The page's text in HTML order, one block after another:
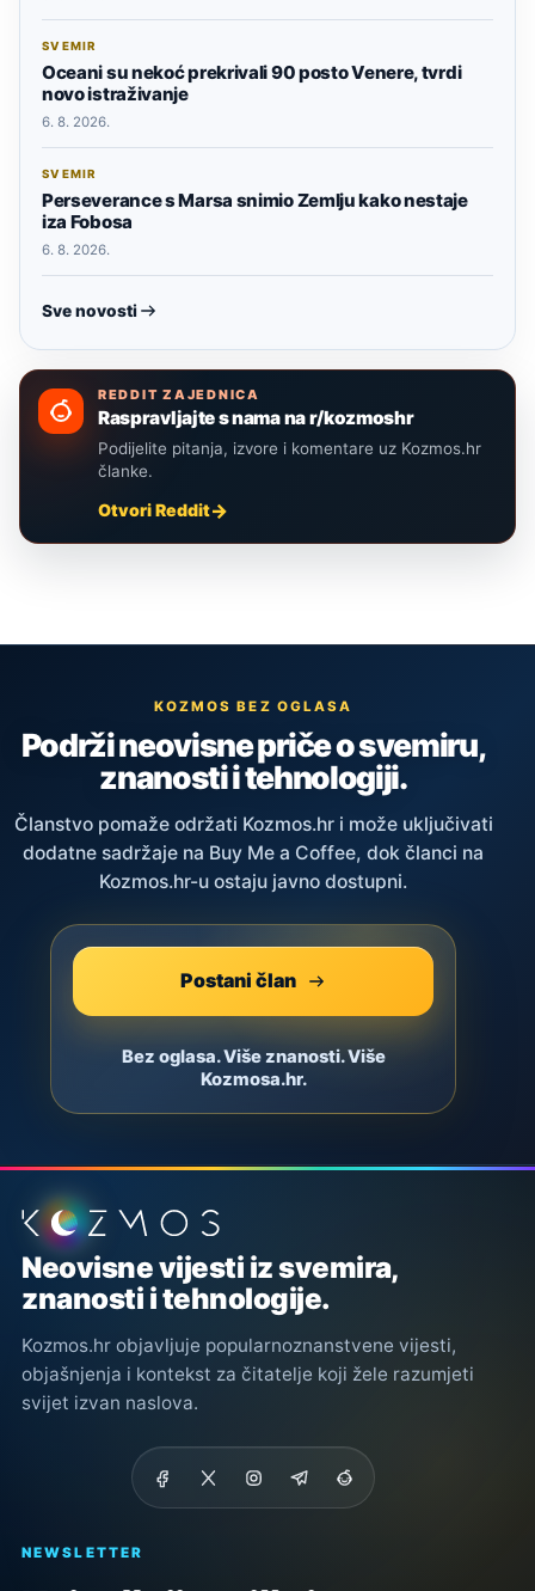
SVEMIR
Oceani su nekoć prekrivali 90 posto Venere, tvrdi
novo istraživanje
6. 8. 2026.
SVEMIR
Perseverance s Marsa snimio Zemlju kako nestaje
iza Fobosa
6. 8. 2026.
Sve novosti
REDDIT ZAJEDNICA
Raspravljajte s nama na r/kozmoshr
Podijelite pitanja, izvore i komentare uz Kozmos.hr
članke.
Otvori Reddit
KOZMOS BEZ OGLASA
Podrži neovisne priče o svemiru,
znanosti i tehnologiji.
Članstvo pomaže održati Kozmos.hr i može uključivati
dodatne sadržaje na Buy Me a Coffee, dok članci na
Kozmos.hr-u ostaju javno dostupni.
Postani član
Bez oglasa. Više znanosti. Više
Kozmosa.hr.
Podnožje stranice
Neovisne vijesti iz svemira,
znanosti i tehnologije.
Kozmos.hr objavljuje popularnoznanstvene vijesti,
objašnjenja i kontekst za čitatelje koji žele razumjeti
svijet izvan naslova.
NEWSLETTER